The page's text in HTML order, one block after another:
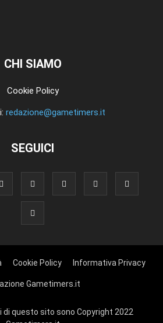
CHI SIAMO
Cookie Policy
redazione@gametimers.it
SEGUICI
Cookie Policy Informativa Privacy
Gametimers.it
questo sito sono Copyright 2022